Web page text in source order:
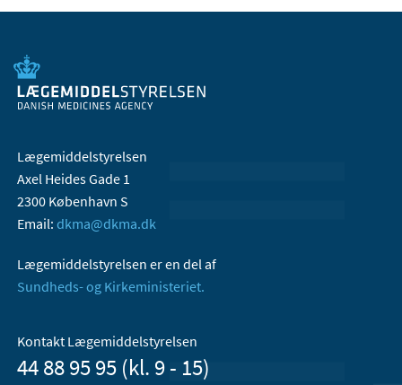
Lægemiddelstyrelsen
Axel Heides Gade 1
2300 København S
Email: dkma@dkma.dk
Lægemiddelstyrelsen er en del af
Sundheds- og Kirkeministeriet.
Kontakt Lægemiddelstyrelsen
44 88 95 95 (kl. 9 - 15)